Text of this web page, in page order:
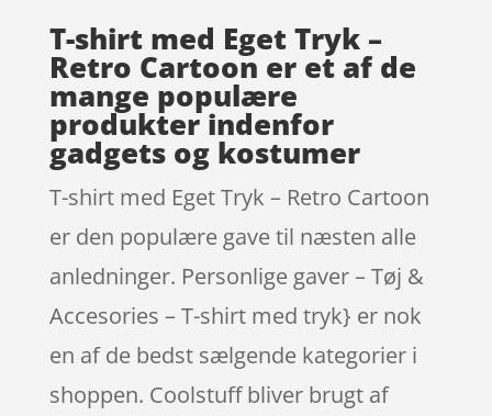
T-shirt med Eget Tryk –
Retro Cartoon er et af de
mange populære
produkter indenfor
gadgets og kostumer
T-shirt med Eget Tryk – Retro Cartoon
er den populære gave til næsten alle
anledninger. Personlige gaver – Tøj &
Accesories – T-shirt med tryk} er nok
en af de bedst sælgende kategorier i
shoppen. Coolstuff bliver brugt af